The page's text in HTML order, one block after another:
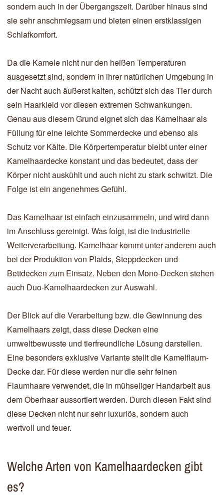
sondern auch in der Übergangszeit. Darüber hinaus sind
sie sehr anschmiegsam und bieten einen erstklassigen
Schlafkomfort.
Da die Kamele nicht nur den heißen Temperaturen
ausgesetzt sind, sondern in ihrer natürlichen Umgebung in
der Nacht auch äußerst kalten, schützt sich das Tier durch
sein Haarkleid vor diesen extremen Schwankungen.
Genau aus diesem Grund eignet sich das Kamelhaar als
Füllung für eine leichte Sommerdecke und ebenso als
Schutz vor Kälte. Die Körpertemperatur bleibt unter einer
Kamelhaardecke konstant und das bedeutet, dass der
Körper nicht auskühlt und auch nicht zu stark schwitzt. Die
Folge ist ein angenehmes Gefühl.
Das Kamelhaar ist einfach einzusammeln, und wird dann
im Anschluss gereinigt. Was folgt, ist die industrielle
Weiterverarbeitung. Kamelhaar kommt unter anderem auch
bei der Produktion von Plaids, Steppdecken und
Bettdecken zum Einsatz. Neben den Mono-Decken stehen
auch Duo-Kamelhaardecken zur Auswahl.
Der Blick auf die Verarbeitung bzw. die Gewinnung des
Kamelhaars zeigt, dass diese Decken eine
umweltbewusste und tierfreundliche Lösung darstellen.
Eine besonders exklusive Variante stellt die Kamelflaum-
Decke dar. Für diese werden nur die sehr feinen
Flaumhaare verwendet, die in mühseliger Handarbeit aus
dem Oberhaar aussortiert werden. Durch diesen Fakt sind
diese Decken nicht nur sehr luxuriös, sondern auch
wertvoll und teuer.
Welche Arten von Kamelhaardecken gibt
es?